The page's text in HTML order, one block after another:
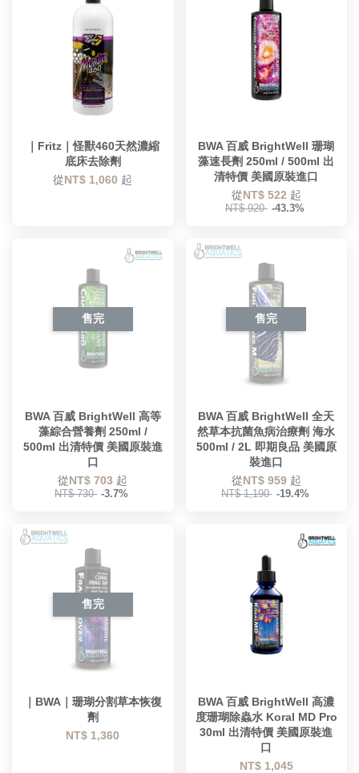
｜Fritz｜怪獸460天然濃縮
底床去除劑
從NT$ 1,060 起
BWA 百威 BrightWell 珊瑚
藻速長劑 250ml / 500ml 出
清特價 美國原裝進口
從NT$ 522 起
NT$ 920 -43.3%
售完
BWA 百威 BrightWell 高等
藻綜合營養劑 250ml /
500ml 出清特價 美國原裝進
口
從NT$ 703 起
NT$ 730 -3.7%
售完
BWA 百威 BrightWell 全天
然草本抗菌魚病治療劑 海水
500ml / 2L 即期良品 美國原
裝進口
從NT$ 959 起
NT$ 1,190 -19.4%
售完
｜BWA｜珊瑚分割草本恢復
劑
NT$ 1,360
BWA 百威 BrightWell 高濃
度珊瑚除蟲水 Koral MD Pro
30ml 出清特價 美國原裝進
口
NT$ 1,045